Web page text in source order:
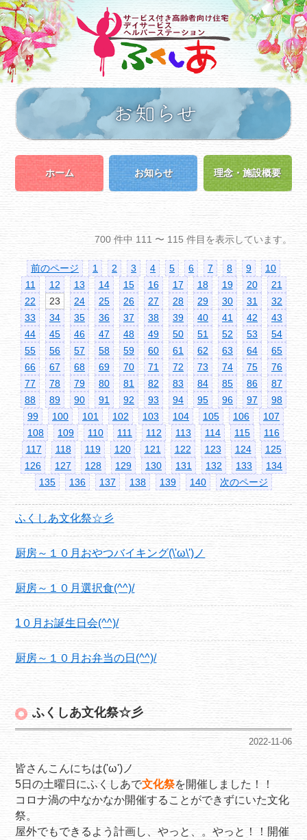
ホーム お知らせ 理念・施設概要
700 件中 111 〜 115 件目を表示しています。
前のページ 1 2 3 4 5 6 7 8 9
10
11
12 13 14 15 16 17 18 19 20
21
22
23 24 25 26 27 28 29 30 31
32
33
34 35 36 37 38 39 40 41 42
43
44
45 46 47 48 49 50 51 52 53
54
55
56 57 58 59 60 61 62 63 64
65
66
67 68 69 70 71 72 73 74 75
76
77
78 79 80 81 82 83 84 85 86
87
88
89 90 91 92 93 94 95 96 97
98
99
100 101 102 103 104 105 106
107
108
109 110 111 112 113 114 115
116
117
118 119 120 121 122 123 124
125
126
127 128 129 130 131 132 133
134
135
136 137 138 139 140 次のページ
ふくしあ文化祭☆彡
厨房～１０月おやつバイキング(\'ω\')ノ
厨房～１０月選択食(^^)/
1０月お誕生日会(^^)/
厨房～１０月お弁当の日(^^)/
ふくしあ文化祭☆彡
2022-11-06
皆さんこんにちは('ω')ノ
5日の土曜日にふくしあで文化祭を開催しました！！
コロナ渦の中なかなか開催することができずにいた文化
祭。
屋外でもできるよう計画し、やっと、。やっと！！開催